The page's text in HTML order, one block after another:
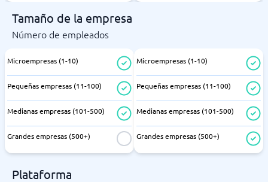
Tamaño de la empresa
Número de empleados
Microempresas (1-10)
Pequeñas empresas (11-100)
Medianas empresas (101-500)
Grandes empresas (500+)
Microempresas (1-10)
Pequeñas empresas (11-100)
Medianas empresas (101-500)
Grandes empresas (500+)
Plataforma